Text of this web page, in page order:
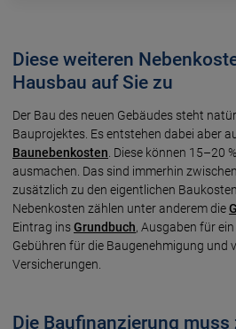
Diese weiteren
Hausbau auf Sie zu
Der Bau des neuen Gebäudes steht
Bauprojektes. Es entstehen dabei aber
Baunebenkosten . Diese können 15–20
ausmachen. Das sind immerhin
zusätzlich zu den eigentlichen
Nebenkosten zählen unter anderem die
Eintrag insGrundbuch, Ausgaben für ein
Gebühren für die Baugenehmigung und
Versicherungen.
Die Baufinanzierung muss